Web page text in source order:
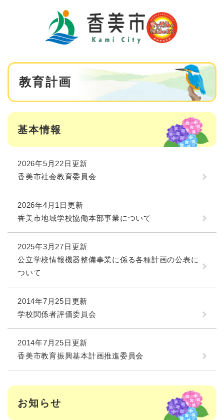
本
教育計画
基本情報
2026年5月22日更新
香美市社会教育委員会
2026年4月1日更新
香美市地域学校協働本部事業について
2025年3月27日更新
公立学校情報機器整備事業に係る各種計画の公表に
ついて
2014年7月25日更新
学校関係者評価委員会
2014年7月25日更新
香美市教育振興基本計画推進委員会
お知らせ